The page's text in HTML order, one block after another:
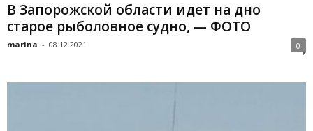
В Запорожской области идет на дно
старое рыболовное судно, — ФОТО
marina - 08.12.2021 0